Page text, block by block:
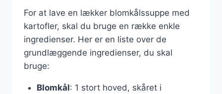
For at lave en lækker blomkålssuppe med
kartofler, skal du bruge en række enkle
ingredienser. Her er en liste over de
grundlæggende ingredienser, du skal
bruge:
Blomkål: 1 stort hoved, skåret i